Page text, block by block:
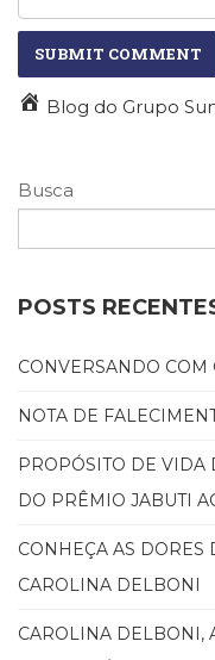
Blog do Grupo
Busca
POSTS
CONVERSANDO COM
NOTA DE
PROPÓSITO DE VIDA
DO PRÊMIO JABUTI
CONHEÇA AS DORES
CAROLINA DELBONI
CAROLINA DELBONI,